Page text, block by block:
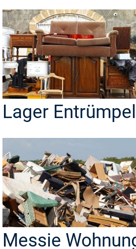
Lager
Messie